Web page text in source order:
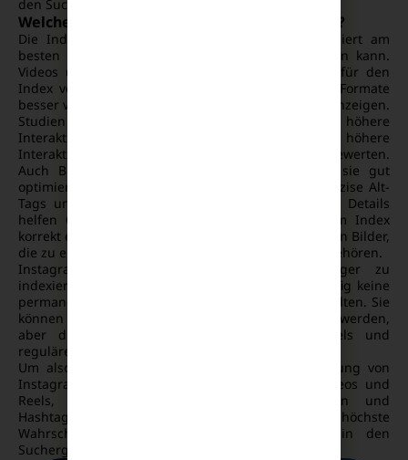
den Suchmaschinen zu erhöhen.
Welche Inhalte werden am besten indexiert?
Die Indexierung von Instagram-Inhalten funktioniert am
besten bei Formaten, die Google leicht analysieren kann.
Videos und Reels sind die bevorzugten Formate für den
Index von Google. Google kann den Inhalt dieser Formate
besser verstehen und sie in den Suchergebnissen anzeigen.
Studien zeigen, dass Reels eine bis zu 22% höhere
Interaktionsrate haben als statische Posts. Diese höhere
Interaktion hilft Google, den Inhalt als relevant zu bewerten.
Auch Bildposts können indexiert werden, wenn sie gut
optimiert sind. Achte darauf, dass deine Bilder präzise Alt-
Tags und klare Bildbeschreibungen haben. Diese Details
helfen Google, den Inhalt zu analysieren und im Index
korrekt einzuordnen. Besonders gut indexiert werden Bilder,
die zu einem Trend oder einem populären Thema gehören.
Instagram Stories hingegen werden schwieriger zu
indexieren, da sie zeitlich begrenzt sind und häufig keine
permanenten Text- oder Bildbeschreibungen enthalten. Sie
können zwar in den Google Index aufgenommen werden,
aber die Sichtbarkeit ist im Vergleich zu Reels und
regulären Posts eingeschränkter.
Um also die Chancen auf eine bessere Indexierung von
Instagram-Inhalten zu maximieren, setze auf Videos und
Reels, achte auf optimierte Bildunterschriften und
Hashtags. Diese Inhalte haben die höchste
Wahrscheinlichkeit, von Google erkannt und in den
Suchergebnissen angezeigt zu werden.